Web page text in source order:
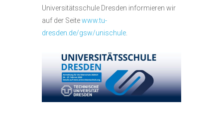
Universitätsschule Dresden informieren wir
auf der Seitewww.tu-
dresden.de/gsw/unischule